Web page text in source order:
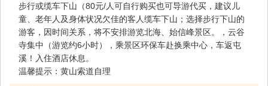
步行或缆车下山（80元/人可自行购买也可导游代买，建议儿
童、老年人及身体状况欠佳的客人缆车下山；选择步行下山的
游客，因时间关系，将不安排游览北海、始信峰景区。，云谷
寺集中（游览约6小时），乘景区环保车赴换乘中心，车返屯
溪！入住酒店休息。
温馨提示：黄山索道自理